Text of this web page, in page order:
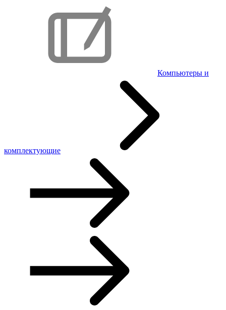
Компьютеры и
комплектующие